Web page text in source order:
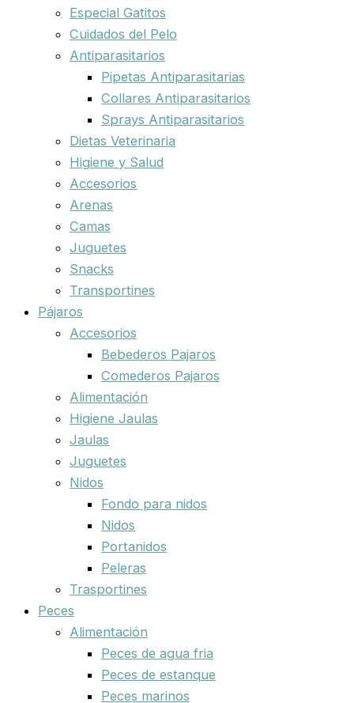
Especial Gatitos
Cuidados del Pelo
Antiparasitarios
Pipetas Antiparasitarias
Collares Antiparasitarios
Sprays Antiparasitarios
Dietas Veterinaria
Higiene y Salud
Accesorios
Arenas
Camas
Juguetes
Snacks
Transportines
Pájaros
Accesorios
Bebederos Pajaros
Comederos Pajaros
Alimentación
Higiene Jaulas
Jaulas
Juguetes
Nidos
Fondo para nidos
Nidos
Portanidos
Peleras
Trasportines
Peces
Alimentación
Peces de agua fria
Peces de estanque
Peces marinos